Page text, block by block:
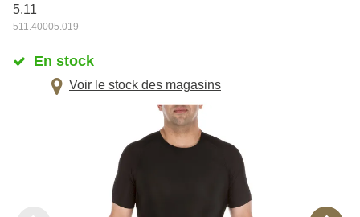
5.11
511.40005.019
En stock
Voir le stock des magasins